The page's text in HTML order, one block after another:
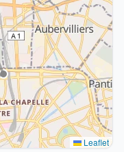
Leaflet